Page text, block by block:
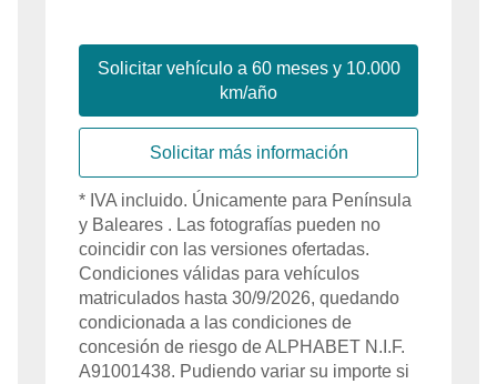
Solicitar vehículo a 60meses y 10.000
km/año
Solicitar más información
* IVA incluido. Únicamente para Península
y Baleares . Las fotografías pueden no
coincidir con las versiones ofertadas.
Condiciones válidas para vehículos
matriculados hasta 30/9/2026, quedando
condicionada a las condiciones de
concesión de riesgo deALPHABET N.I.F.
A91001438. Pudiendo variar su importe si